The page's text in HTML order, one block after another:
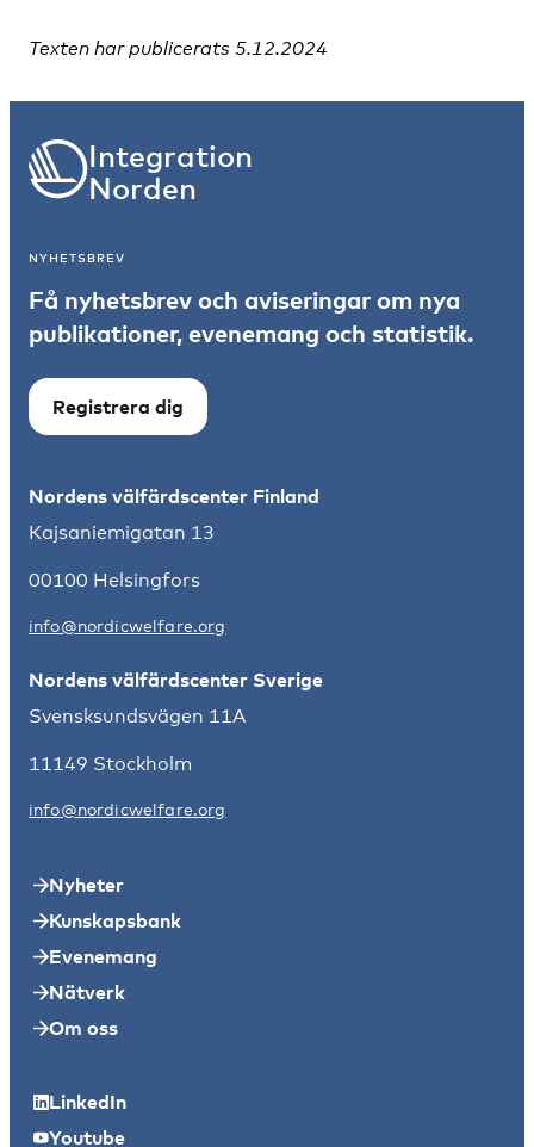
Texten har publicerats 5.12.2024
Integration
Norden
NYHETSBREV
Få nyhetsbrev och aviseringar om nya
publikationer, evenemang och statistik.
Registrera dig
Nordens välfärdscenter Finland
Kajsaniemigatan 13
00100 Helsingfors
info@nordicwelfare.org
Nordens välfärdscenter Sverige
Svensksundsvägen 11A
11149 Stockholm
info@nordicwelfare.org
Nyheter
Kunskapsbank
Evenemang
Nätverk
Om oss
LinkedIn
Youtube